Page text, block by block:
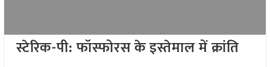
स्टेरिक-पी: फॉस्फोरस के इस्तेमाल में क्रांति